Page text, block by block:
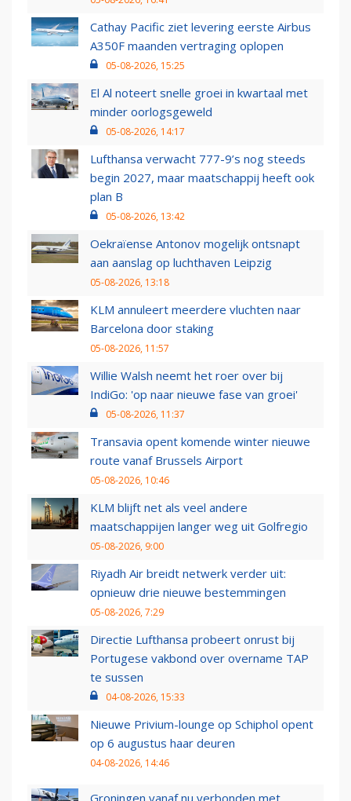
Cathay Pacific ziet levering eerste Airbus
A350F maanden vertraging oplopen
05-08-2026, 15:25
El Al noteert snelle groei in kwartaal met
minder oorlogsgeweld
05-08-2026, 14:17
Lufthansa verwacht 777-9’s nog steeds
begin 2027, maar maatschappij heeft ook
plan B
05-08-2026, 13:42
Oekraïense Antonov mogelijk ontsnapt
aan aanslag op luchthaven Leipzig
05-08-2026, 13:18
KLM annuleert meerdere vluchten naar
Barcelona door staking
05-08-2026, 11:57
Willie Walsh neemt het roer over bij
IndiGo: 'op naar nieuwe fase van groei'
05-08-2026, 11:37
Transavia opent komende winter nieuwe
route vanaf Brussels Airport
05-08-2026, 10:46
KLM blijft net als veel andere
maatschappijen langer weg uit Golfregio
05-08-2026, 9:00
Riyadh Air breidt netwerk verder uit:
opnieuw drie nieuwe bestemmingen
05-08-2026, 7:29
Directie Lufthansa probeert onrust bij
Portugese vakbond over overname TAP
te sussen
04-08-2026, 15:33
Nieuwe Privium-lounge op Schiphol opent
op 6 augustus haar deuren
04-08-2026, 14:46
Groningen vanaf nu verbonden met